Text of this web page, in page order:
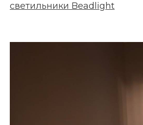
светильники Beadlight